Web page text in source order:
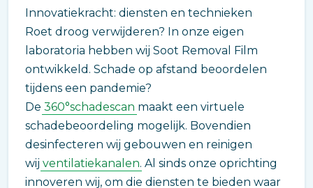
Innovatiekracht: diensten en technieken
Roet droog verwijderen? In onze eigen
laboratoria hebben wij Soot Removal Film
ontwikkeld. Schade op afstand beoordelen
tijdens een pandemie?
De 360°schadescan maakt een virtuele
schadebeoordeling mogelijk. Bovendien
desinfecteren wij gebouwen en reinigen
wij ventilatiekanalen. Al sinds onze oprichting
innoveren wij, om die diensten te bieden waar